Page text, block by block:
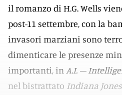
il romanzo di H.G. Wells
post-11 settembre, con la
invasori marziani sono
dimenticare le presenze
importanti, in A.I. –
nel bistrattato Indiana